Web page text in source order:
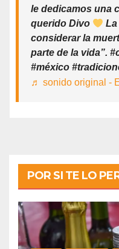
le dedicamos una
querido Divo
considerar la
parte de la vida”.
#méxico
♬ sonido original -
POR SI TE LO